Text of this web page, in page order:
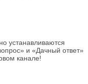
устанавливаются
и «Дачный ответ»
канале!